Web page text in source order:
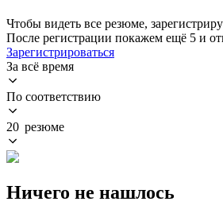
Чтобы видеть все резюме,
После регистрации покажем ещё 5 и
Зарегистрироваться
За всё время
По соответствию
20 резюме
Ничего не нашлось